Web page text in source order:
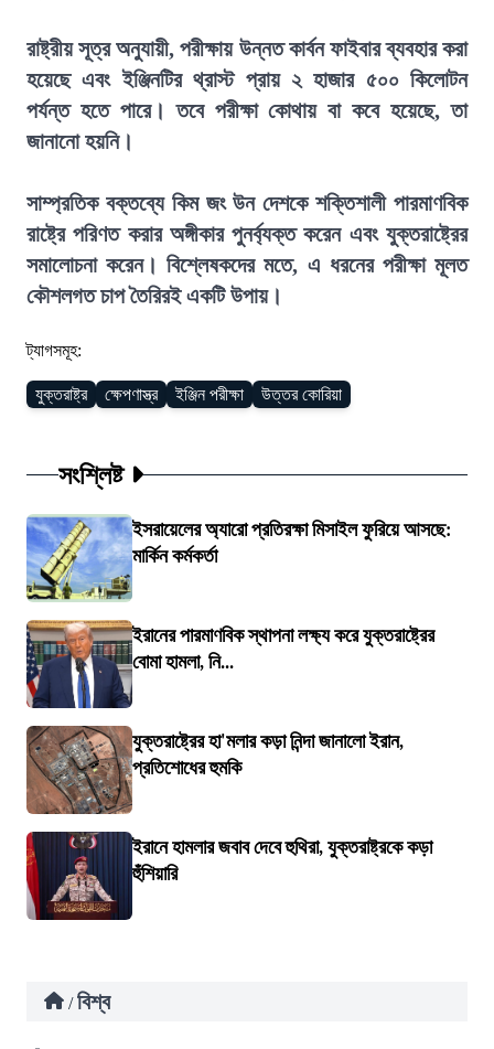
রাষ্ট্রীয় সূত্র অনুযায়ী, পরীক্ষায় উন্নত কার্বন ফাইবার ব্যবহার করা
হয়েছে এবং ইঞ্জিনটির থ্রাস্ট প্রায় ২ হাজার ৫০০ কিলোটন
পর্যন্ত হতে পারে। তবে পরীক্ষা কোথায় বা কবে হয়েছে, তা
জানানো হয়নি।
সাম্প্রতিক বক্তব্যে কিম জং উন দেশকে শক্তিশালী পারমাণবিক
রাষ্ট্রে পরিণত করার অঙ্গীকার পুনর্ব্যক্ত করেন এবং যুক্তরাষ্ট্রের
সমালোচনা করেন। বিশ্লেষকদের মতে, এ ধরনের পরীক্ষা মূলত
কৌশলগত চাপ তৈরিরই একটি উপায়।
ট্যাগসমূহ:
যুক্তরাষ্ট্র ক্ষেপণাস্ত্র ইঞ্জিন পরীক্ষা উত্তর কোরিয়া
সংশ্লিষ্ট
ইসরায়েলের অ্যারো প্রতিরক্ষা মিসাইল ফুরিয়ে আসছে:
মার্কিন কর্মকর্তা
ইরানের পারমাণবিক স্থাপনা লক্ষ্য করে যুক্তরাষ্ট্রের
বোমা হামলা, নি...
যুক্তরাষ্ট্রের হা'মলার কড়া নিন্দা জানালো ইরান,
প্রতিশোধের হুমকি
ইরানে হামলার জবাব দেবে হুথিরা, যুক্তরাষ্ট্রকে কড়া
হুঁশিয়ারি
/ বিশ্ব